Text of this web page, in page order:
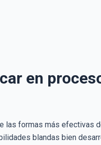
en
las formas más efectivas
blandas bien